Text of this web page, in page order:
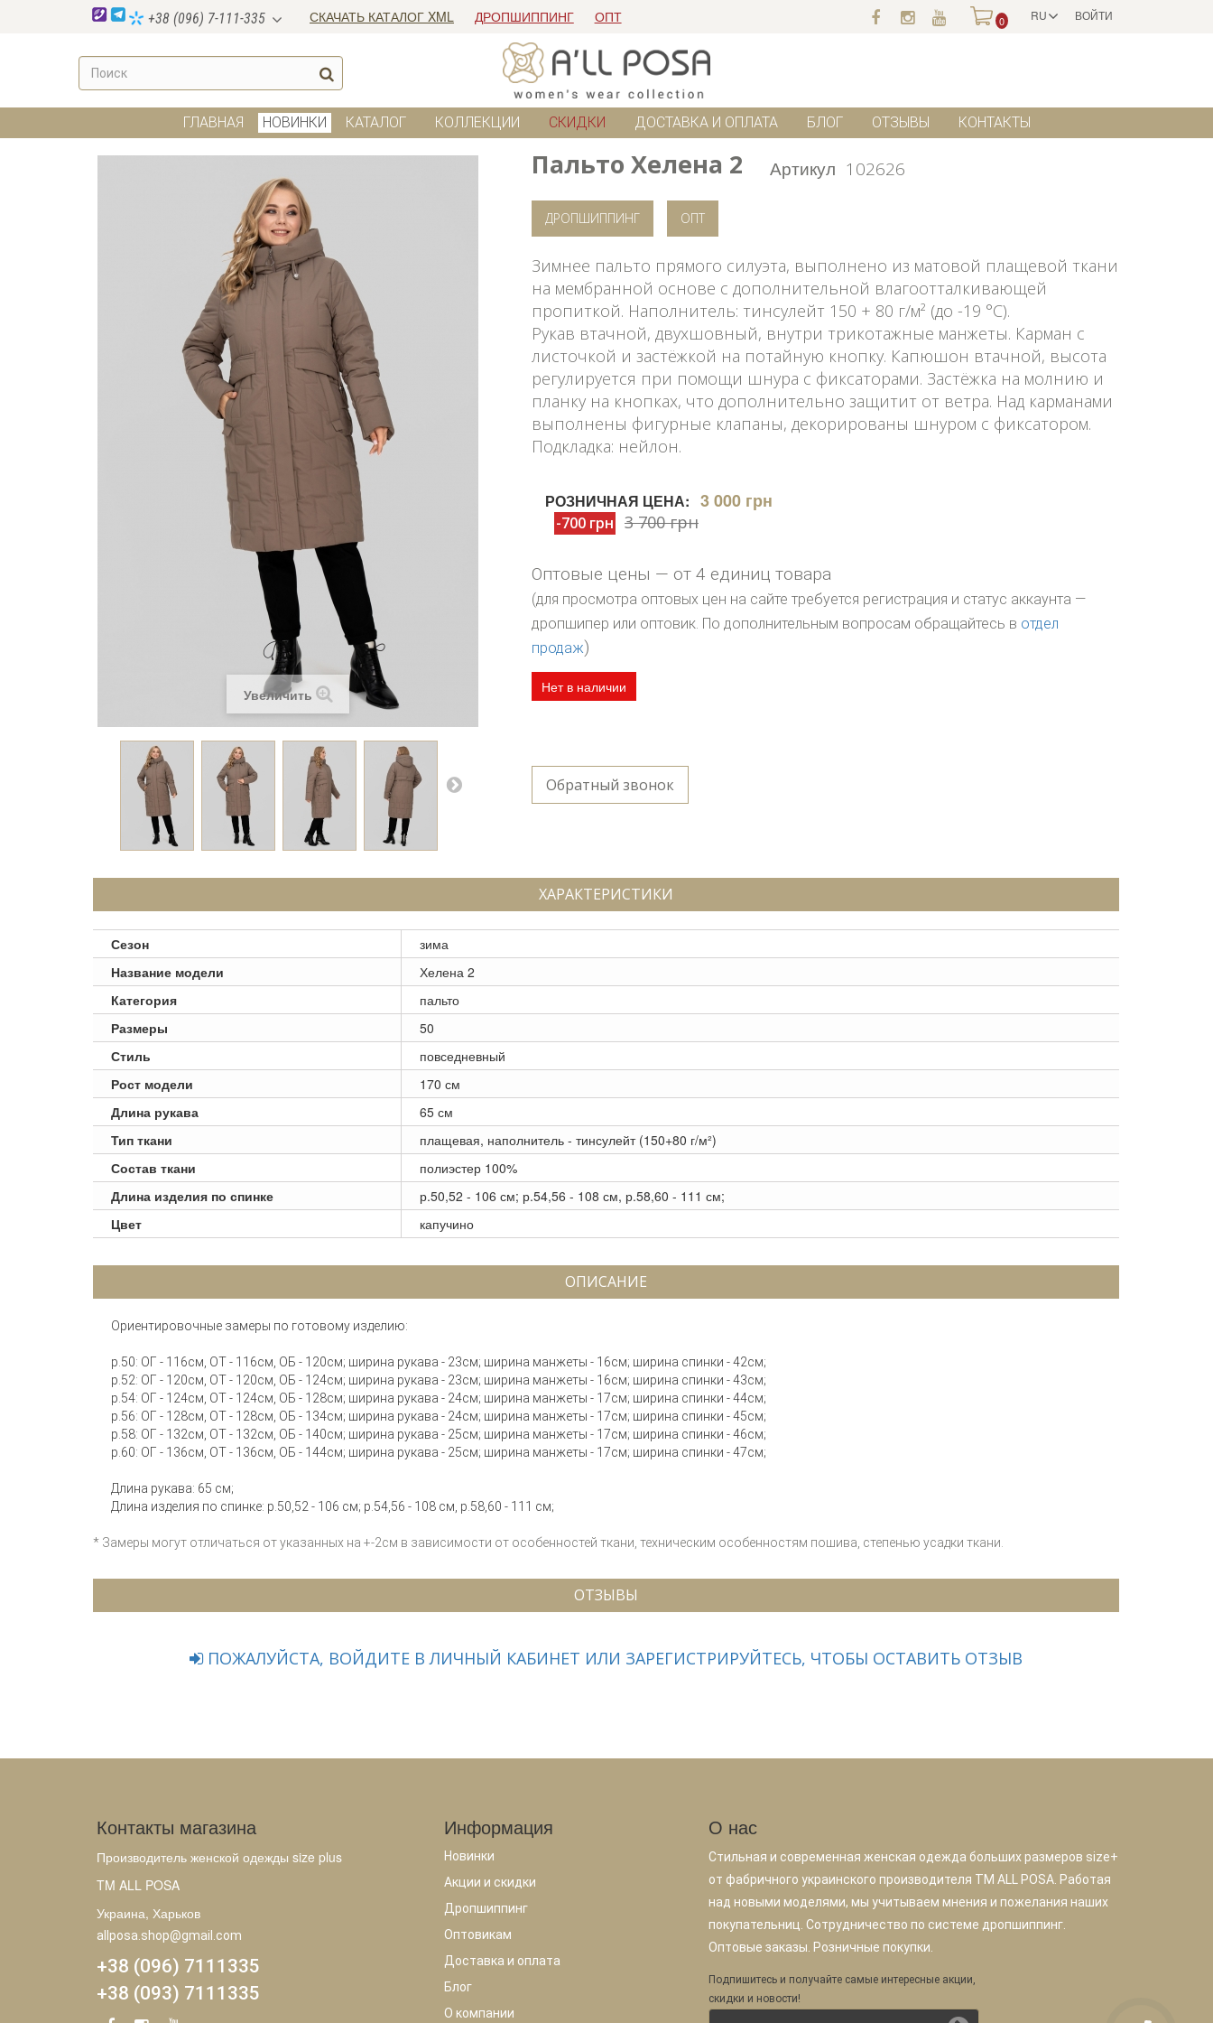
ВОЙТИ
RU
+38 (096) 7-111-335 СКАЧАТЬ КАТАЛОГ XML ДРОПШИППИНГ ОПТ 0
ГЛАВНАЯ НОВИНКИ КАТАЛОГ КОЛЛЕКЦИИ СКИДКИ ДОСТАВКА И ОПЛАТА БЛОГ ОТЗЫВЫ КОНТАКТЫ
Увеличить
Пальто Хелена 2 Артикул 102626
ДРОПШИППИНГ ОПТ
Зимнее пальто прямого силуэта, выполнено из матовой плащевой ткани
на мембранной основе с дополнительной влагоотталкивающей
пропиткой. Наполнитель: тинсулейт 150 + 80 г/м² (до -19 °C).
Рукав втачной, двухшовный, внутри трикотажные манжеты. Карман с
листочкой и застёжкой на потайную кнопку. Капюшон втачной, высота
регулируется при помощи шнура с фиксаторами. Застёжка на молнию и
планку на кнопках, что дополнительно защитит от ветра. Над карманами
выполнены фигурные клапаны, декорированы шнуром с фиксатором.
Подкладка: нейлон.
РОЗНИЧНАЯ ЦЕНА: 3 000 грн
-700 грн 3 700 грн
Оптовые цены — от 4 единиц товара
(для просмотра оптовых цен на сайте требуется регистрация и статус аккаунта —
дропшипер или оптовик. По дополнительным вопросам обращайтесь в отдел
продаж)
Нет в наличии
Обратный звонок
ХАРАКТЕРИСТИКИ
Сезон
зима
Название модели
Хелена 2
Категория
пальто
Размеры
50
Стиль
повседневный
Рост модели
170 см
Длина рукава
65 см
Тип ткани
плащевая, наполнитель - тинсулейт (150+80 г/м²)
Состав ткани
полиэстер 100%
Длина изделия по спинке
р.50,52 - 106 см; р.54,56 - 108 см, р.58,60 - 111 см;
Цвет
капучино
ОПИСАНИЕ
Ориентировочные замеры по готовому изделию:
р.50: ОГ - 116см, ОТ - 116см, ОБ - 120см; ширина рукава - 23см; ширина манжеты - 16см; ширина спинки - 42см;
р.52: ОГ - 120см, ОТ - 120см, ОБ - 124см; ширина рукава - 23см; ширина манжеты - 16см; ширина спинки - 43см;
р.54: ОГ - 124см, ОТ - 124см, ОБ - 128см; ширина рукава - 24см; ширина манжеты - 17см; ширина спинки - 44см;
р.56: ОГ - 128см, ОТ - 128см, ОБ - 134см; ширина рукава - 24см; ширина манжеты - 17см; ширина спинки - 45см;
р.58: ОГ - 132см, ОТ - 132см, ОБ - 140см; ширина рукава - 25см; ширина манжеты - 17см; ширина спинки - 46см;
р.60: ОГ - 136см, ОТ - 136см, ОБ - 144см; ширина рукава - 25см; ширина манжеты - 17см; ширина спинки - 47см;
Длина рукава: 65 см;
Длина изделия по спинке: р.50,52 - 106 см; р.54,56 - 108 см, р.58,60 - 111 см;
* Замеры могут отличаться от указанных на +-2см в зависимости от особенностей ткани, техническим особенностям пошива, степенью усадки ткани.
ОТЗЫВЫ
ПОЖАЛУЙСТА, ВОЙДИТЕ В ЛИЧНЫЙ КАБИНЕТ ИЛИ ЗАРЕГИСТРИРУЙТЕСЬ, ЧТОБЫ ОСТАВИТЬ ОТЗЫВ
Контакты магазина
Производитель женской одежды size plus
TM ALL POSA
Украина, Харьков
allposa.shop@gmail.com
+38 (096) 7111335
+38 (093) 7111335
Информация
Новинки
Акции и скидки
Дропшиппинг
Оптовикам
Доставка и оплата
Блог
О компании
О нас
Стильная и современная женская одежда больших размеров size+
от фабричного украинского производителя TM ALL POSA. Работая
над новыми моделями, мы учитываем мнения и пожелания наших
покупательниц. Сотрудничество по системе дропшиппинг.
Оптовые заказы. Розничные покупки.
Подпишитесь и получайте самые интересные акции,
скидки и новости!